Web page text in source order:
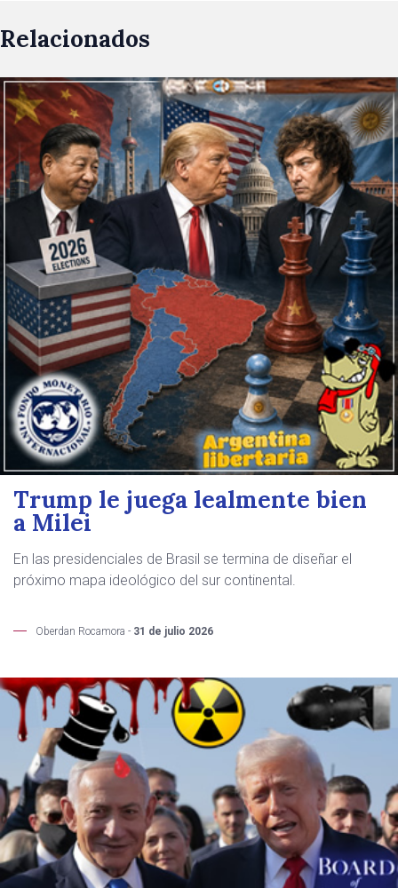
Relacionados
Trump le juega lealmente bien
a Milei
En las presidenciales de Brasil se termina de diseñar el
próximo mapa ideológico del sur continental.
Oberdan Rocamora - 31 de julio 2026